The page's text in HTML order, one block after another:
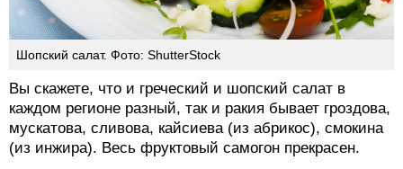
Шопский салат. Фото: ShutterStock
Вы скажете, что и греческий и шопский салат в
каждом регионе разный, так и ракия бывает гроздова,
мускатова, сливова, кайсиева (из абрикос), смокина
(из инжира). Весь фруктовый самогон прекрасен.